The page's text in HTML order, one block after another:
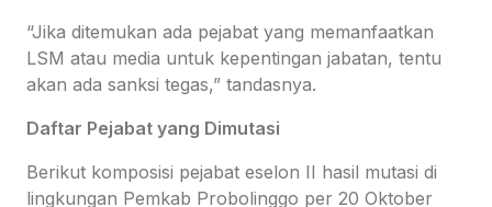
“Jika ditemukan ada pejabat yang memanfaatkan
LSM atau media untuk kepentingan jabatan, tentu
akan ada sanksi tegas,” tandasnya.
Daftar Pejabat yang Dimutasi
Berikut komposisi pejabat eselon II hasil mutasi di
lingkungan Pemkab Probolinggo per 20 Oktober